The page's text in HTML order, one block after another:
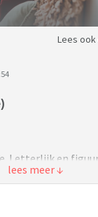
Lees ook
Letterlijk en
maar kan
hem alleen niet.